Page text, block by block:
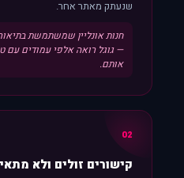
שנעתק מאתר אחר.
חנות אונליין שמשתמשת
— גוגל רואה אלפי עמודים עם
אותם.
02
קישורים זולים ולא